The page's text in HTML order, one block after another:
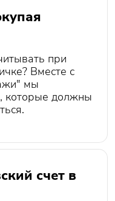
при
Вместе с
мы
которые должны
счет в